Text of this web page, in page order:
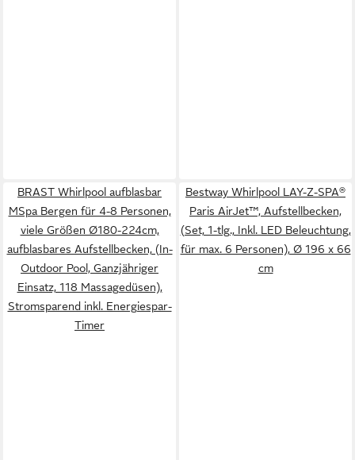
BRAST Whirlpool aufblasbar
MSpa Bergen für 4-8 Personen,
viele Größen Ø180-224cm,
aufblasbares Aufstellbecken, (In-
Outdoor Pool, Ganzjähriger
Einsatz, 118 Massagedüsen),
Stromsparend inkl. Energiespar-
Timer
Bestway Whirlpool LAY-Z-SPA®
Paris AirJet™, Aufstellbecken,
(Set, 1-tlg., Inkl. LED Beleuchtung,
für max. 6 Personen), Ø 196 x 66
cm